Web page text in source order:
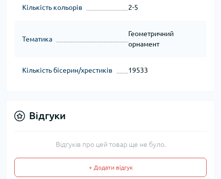
Кількість кольорів 2-5
Тематика
Геометричний
орнамент
Кількість бісерин/хрестиків 19533
Відгуки
Відгуків про цей товар ще не було.
+ Додати відгук